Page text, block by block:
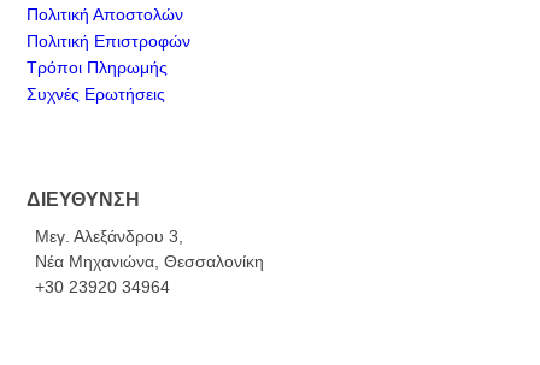
Πολιτική Αποστολών
Πολιτική Επιστροφών
Τρόποι Πληρωμής
Συχνές Ερωτήσεις
ΔΙΕΥΘΥΝΣΗ
Μεγ. Αλεξάνδρου 3,
Νέα Μηχανιώνα, Θεσσαλονίκη
+30 23920 34964